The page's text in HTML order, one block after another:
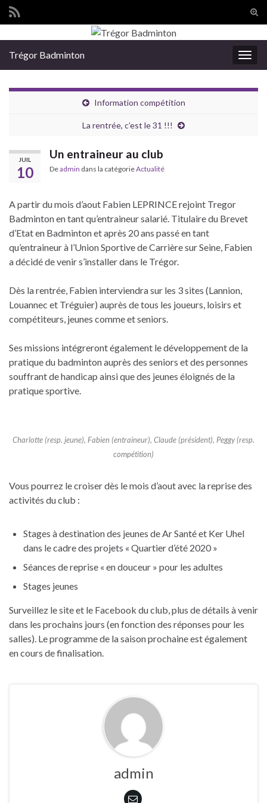
Search for:
Trégor Badminton
Information compétition
La rentrée, c’est le 31 !!!
JUIL
10
Un entraineur au club
Deadmin dans la catégorieActualité
A partir du mois d’aout Fabien LEPRINCE rejoint Tregor
Badminton en tant qu’entraineur salarié. Titulaire du Brevet
d’Etat en Badminton et après 20 ans passé en tant
qu’entraineur à l’Union Sportive de Carrière sur Seine, Fabien
a décidé de venir s’installer dans le Trégor.
Dès la rentrée, Fabien interviendra sur les 3 sites (Lannion,
Louannec et Tréguier) auprès de tous les joueurs, loisirs et
compétiteurs, jeunes comme et seniors.
Ses missions intégreront également le développement de la
pratique du badminton auprès des seniors et des personnes
souffrant de handicap ainsi que des jeunes éloignés de la
pratique sportive.
Charlotte (resp. jeune), Fabien (entraineur), Claude (président), Peggy (resp.
compétition)
Vous pourrez le croiser dès le mois d’aout avec la reprise des
activités du club :
Stages à destination des jeunes de Ar Santé et Ker Uhel
dans le cadre des projets « Quartier d’été 2020 »
Séances de reprise « en douceur » pour les adultes
Stages jeunes
Surveillez le site et le Facebook du club, plus de détails à venir
dans les prochains jours (en fonction des réponses pour les
salles). Le programme de la saison prochaine est également
en cours de finalisation.
admin